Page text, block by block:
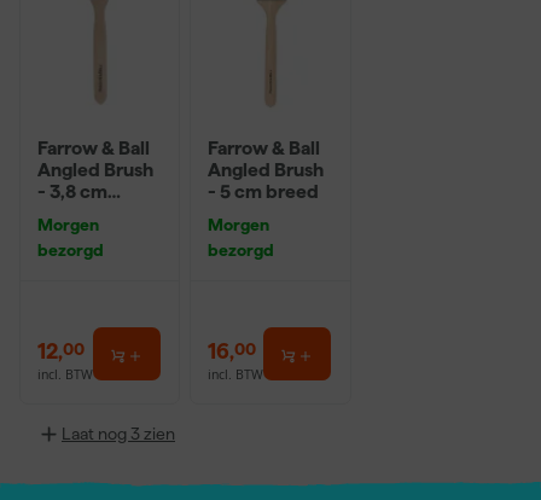
Farrow & Ball
Angled Brush
- 3,8 cm
Morgen
bezorgd
12,00
incl. BTW
Farrow & Ball
Angled Brush
- 5 cm breed
Morgen
bezorgd
16,00
incl. BTW
Laat nog 3 zien